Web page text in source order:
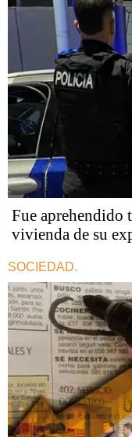
Fue aprehendido
vivienda de su
SOCIEDAD.